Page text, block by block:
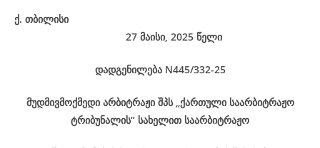
ქ. თბილისი
27 მაისი, 2025 წელი
დადგენილება N445/332-25
მუდმივმოქმედი არბიტრაჟი შპს „ქართული საარბიტრაჟო
ტრიბუნალის“ სახელით საარბიტრაჟო